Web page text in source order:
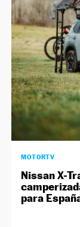
NEWSLETTER
SÍGUENOS
MOTORTV
Nissan X-
para